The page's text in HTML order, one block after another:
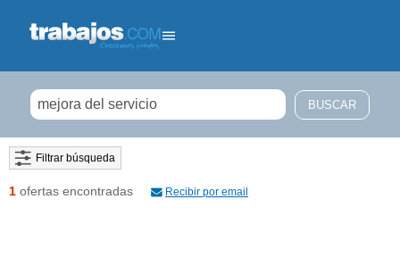
Filtrar búsqueda
1 ofertas encontradas Recibir por email